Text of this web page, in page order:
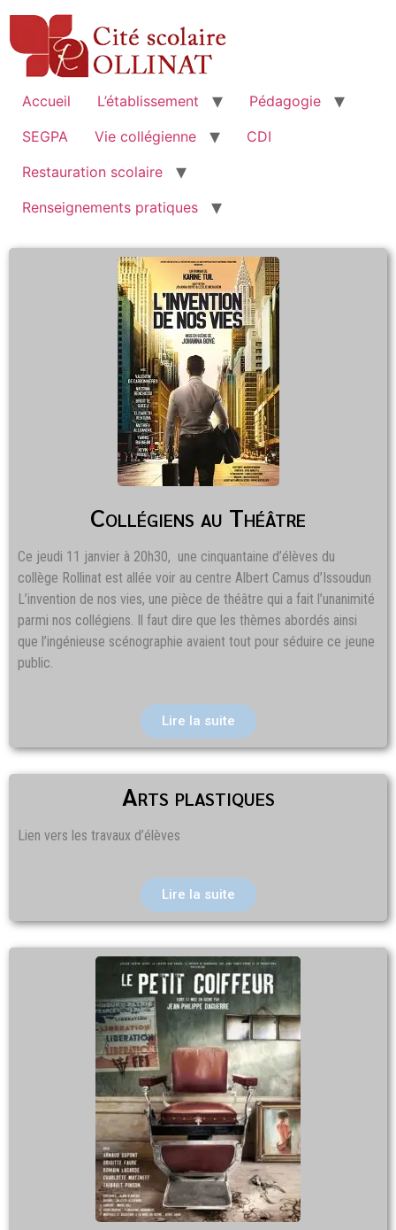
Accueil L’établissement
Pédagogie
SEGPA
Vie collégienne
CDI
Restauration scolaire
Renseignements pratiques
Collégiens au Théâtre
Ce jeudi 11 janvier à 20h30, une cinquantaine d’élèves du
collège Rollinat est allée voir au centre Albert Camus d’Issoudun
L’invention de nos vies, une pièce de théâtre qui a fait l’unanimité
parmi nos collégiens. Il faut dire que les thèmes abordés ainsi
que l’ingénieuse scénographie avaient tout pour séduire ce jeune
public.
Lire la suite
Arts plastiques
Lien vers les travaux d’élèves
Lire la suite